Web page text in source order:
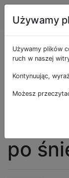
po
Używamy
Używamy plików
ruch w naszej
Kontynuując,
Możesz